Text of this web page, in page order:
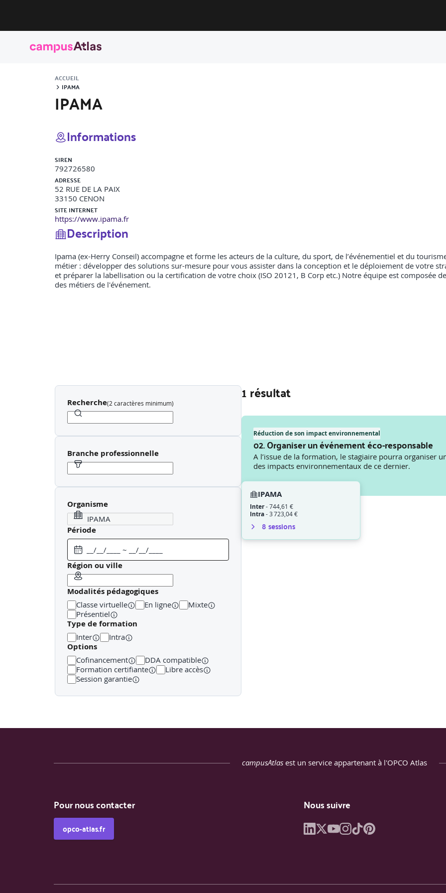
ACCUEIL
IPAMA
IPAMA
Informations
SIREN
792726580
ADRESSE
52 RUE DE LA PAIX
33150 CENON
SITE INTERNET
https://www.ipama.fr
Description
Ipama (ex-Herry Conseil) accompagne et forme les acteurs de la culture, du sport, de l’événementiel et du
métier : développer des solutions sur-mesure pour vous assister dans la conception et le déploiement de votre
et préparer la labellisation ou la certification de votre choix (ISO 20121, B Corp etc.) Notre équipe est composée
des métiers de l'événement.
Recherche(2 caractères minimum)
Branche professionnelle
Organisme
Période
Région ou ville
Modalités pédagogiques
Classe virtuelle En ligne
Mixte
Présentiel
Type de formation
Inter Intra
Options
Cofinancement
DDA compatible
Formation certifiante
Libre accès
Session garantie
1 résultat
Réduction de son impact environnemental
02. Organiser un événement éco-responsable
A l’issue de la formation, le stagiaire pourra organiser
des impacts environnementaux de ce dernier.
IPAMA
Inter-744,61 €
Intra-3 723,04 €
8sessions
campusAtlas est un service appartenant à l'OPCO Atlas
Pour nous contacter
opco-atlas.fr
Nous suivre